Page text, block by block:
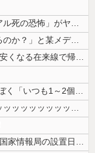
【戦慄】結婚式直前の夫婦が直面した「リアル死の恐怖」がヤバすぎる・・・...
「これを肯定的に書くとか頭がどうかしてるのか？」と某メディアの焚書称賛...
【驚愕】 新幹線じゃなく『帰省費4000円』安くなる在来線で帰省した結...
【悲報】 取引先専務「Aを20個注文する」 ぼく「いつも1～2個しか使...
【画像】北朝鮮のビアガール、エッッッッッッッッッッッッッッッッッ！
（ ´_ゝ`）中国「高市政権が法制化を進めた国家情報局の設置日が7月3...